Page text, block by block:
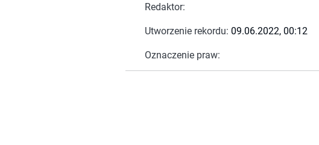
Redaktor:
Utworzenie rekordu: 09.06.2022, 00:12
Oznaczenie praw: